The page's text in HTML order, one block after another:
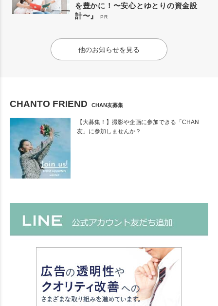
を豊かに！〜安心とゆとりの資金設
計〜』
PR
他のお知らせを見る
CHANTO FRIEND CHAN友募集
【大募集！】撮影や企画に参加できる「CHAN
友」に参加しませんか？